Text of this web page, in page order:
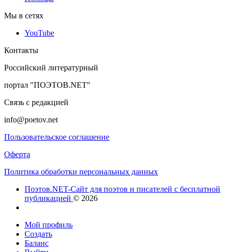
Мы в сетях
YouTube
Контакты
Российский литературный
портал "ПОЭТОВ.NET"
Связь с редакцией
info@poetov.net
Пользовательское соглашение
Оферта
Политика обработки персональных данных
Поэтов.NET-Сайт для поэтов и писателей с бесплатной
публикацией © 2026
Мой профиль
Создать
Баланс